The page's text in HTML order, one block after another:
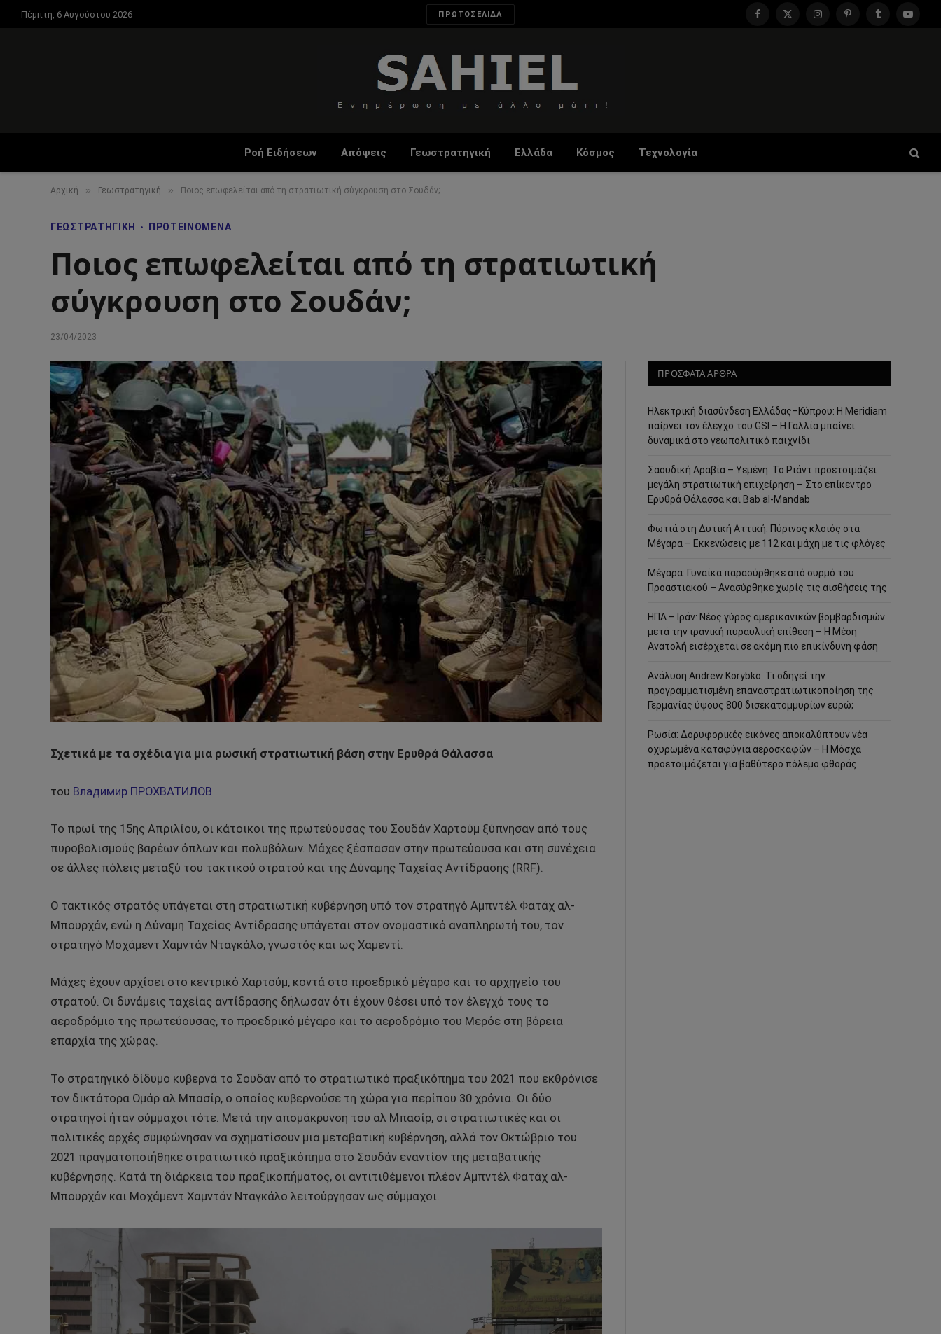
Πέμπτη, 6 Αυγούστου 2026 ΠΡΩΤΟΣΕΛΙΔΑ
Facebook
X
InstagramPinterestTumblr
Ροή Ειδήσεων Απόψεις Γεωστρατηγική Ελλάδα Κόσμος Τεχνολογία
Αρχική » Γεωστρατηγική » Ποιος επωφελείται από τη στρατιωτική σύγκρουση στο Σουδάν;
ΓΕΩΣΤΡΑΤΗΓΙΚΉ ΠΡΟΤΕΙΝΌΜΕΝΑ
Ποιος επωφελείται από τη στρατιωτική
σύγκρουση στο Σουδάν;
23/04/2023
Σχετικά με τα σχέδια για μια ρωσική στρατιωτική βάση στην Ερυθρά Θάλασσα
του Владимир ПРОХВАТИЛОВ
Το πρωί της 15ης Απριλίου, οι κάτοικοι της πρωτεύουσας του Σουδάν Χαρτούμ ξύπνησαν από τους
πυροβολισμούς βαρέων όπλων και πολυβόλων. Μάχες ξέσπασαν στην πρωτεύουσα και στη συνέχεια
σε άλλες πόλεις μεταξύ του τακτικού στρατού και της Δύναμης Ταχείας Αντίδρασης (RRF).
Ο τακτικός στρατός υπάγεται στη στρατιωτική κυβέρνηση υπό τον στρατηγό Αμπντέλ Φατάχ αλ-
Μπουρχάν, ενώ η Δύναμη Ταχείας Αντίδρασης υπάγεται στον ονομαστικό αναπληρωτή του, τον
στρατηγό Μοχάμεντ Χαμντάν Νταγκάλο, γνωστός και ως Χαμεντί.
Μάχες έχουν αρχίσει στο κεντρικό Χαρτούμ, κοντά στο προεδρικό μέγαρο και το αρχηγείο του
στρατού. Οι δυνάμεις ταχείας αντίδρασης δήλωσαν ότι έχουν θέσει υπό τον έλεγχό τους το
αεροδρόμιο της πρωτεύουσας, το προεδρικό μέγαρο και το αεροδρόμιο του Μερόε στη βόρεια
επαρχία της χώρας.
Το στρατηγικό δίδυμο κυβερνά το Σουδάν από το στρατιωτικό πραξικόπημα του 2021 που εκθρόνισε
τον δικτάτορα Ομάρ αλ Μπασίρ, ο οποίος κυβερνούσε τη χώρα για περίπου 30 χρόνια. Οι δύο
στρατηγοί ήταν σύμμαχοι τότε. Μετά την απομάκρυνση του αλ Μπασίρ, οι στρατιωτικές και οι
πολιτικές αρχές συμφώνησαν να σχηματίσουν μια μεταβατική κυβέρνηση, αλλά τον Οκτώβριο του
2021 πραγματοποιήθηκε στρατιωτικό πραξικόπημα στο Σουδάν εναντίον της μεταβατικής
κυβέρνησης. Κατά τη διάρκεια του πραξικοπήματος, οι αντιτιθέμενοι πλέον Αμπντέλ Φατάχ αλ-
Μπουρχάν και Μοχάμεντ Χαμντάν Νταγκάλο λειτούργησαν ως σύμμαχοι.
ΠΡΟΣΦΑΤΑ ΑΡΘΡΑ
Ηλεκτρική διασύνδεση Ελλάδας–Κύπρου: Η Meridiam
παίρνει τον έλεγχο του GSI – Η Γαλλία μπαίνει
δυναμικά στο γεωπολιτικό παιχνίδι
Σαουδική Αραβία – Υεμένη: Το Ριάντ προετοιμάζει
μεγάλη στρατιωτική επιχείρηση – Στο επίκεντρο
Ερυθρά Θάλασσα και Bab al-Mandab
Φωτιά στη Δυτική Αττική: Πύρινος κλοιός στα
Μέγαρα – Εκκενώσεις με 112 και μάχη με τις φλόγες
Μέγαρα: Γυναίκα παρασύρθηκε από συρμό του
Προαστιακού – Ανασύρθηκε χωρίς τις αισθήσεις της
ΗΠΑ – Ιράν: Νέος γύρος αμερικανικών βομβαρδισμών
μετά την ιρανική πυραυλική επίθεση – Η Μέση
Ανατολή εισέρχεται σε ακόμη πιο επικίνδυνη φάση
Ανάλυση Andrew Korybko: Τι οδηγεί την
προγραμματισμένη επαναστρατιωτικοποίηση της
Γερμανίας ύψους 800 δισεκατομμυρίων ευρώ;
Ρωσία: Δορυφορικές εικόνες αποκαλύπτουν νέα
οχυρωμένα καταφύγια αεροσκαφών – Η Μόσχα
προετοιμάζεται για βαθύτερο πόλεμο φθοράς